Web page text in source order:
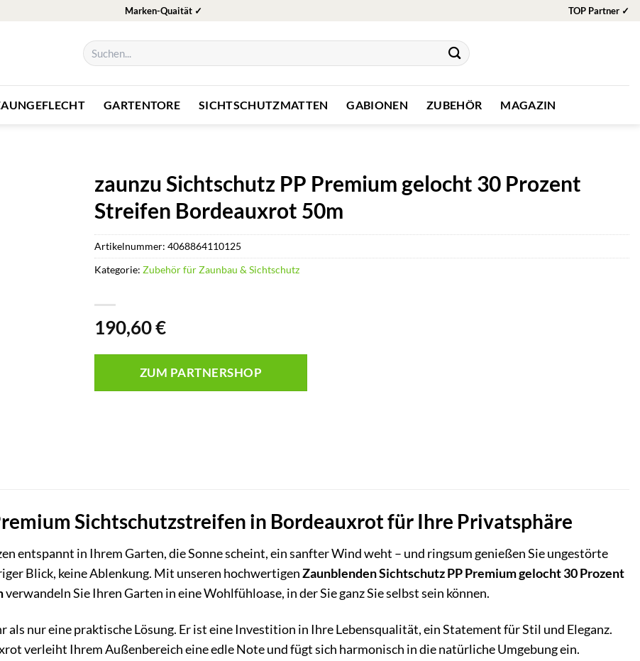
Marken-Quaität ✓ TOP Partner ✓
Suchen
nach:
GARTENTORE SICHTSCHUTZMATTEN GABIONEN ZUBEHÖR MAGAZIN
zaunzu Sichtschutz PP Premium gelocht 30 Prozent
Streifen Bordeauxrot 50m
190,60€
ZUM PARTNERSHOP
Artikelnummer: 4068864110125
Kategorie: Zubehör für Zaunbau & Sichtschutz
Sichtschutzstreifen in Bordeauxrot für Ihre Privatsphäre
entspannt in Ihrem Garten, die Sonne scheint, ein sanfter Wind weht – und ringsum genießen Sie ungestörte
Blick, keine Ablenkung. Mit unseren hochwertigenZaunblenden Sichtschutz PP Premium gelocht 30 Prozent
verwandeln Sie Ihren Garten in eine Wohlfühloase, in der Sie ganz Sie selbst sein können.
als nur eine praktische Lösung. Er ist eine Investition in Ihre Lebensqualität, ein Statement für Stil und Eleganz.
verleiht Ihrem Außenbereich eine edle Note und fügt sich harmonisch in die natürliche Umgebung ein.